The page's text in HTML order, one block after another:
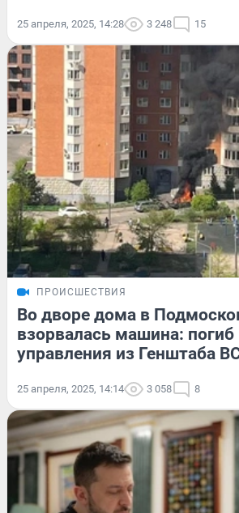
25 апреля, 2025, 14:28 3 248 15
ПРОИСШЕСТВИЯ
Во дворе дома в
взорвалась машина: погиб
управления из Генштаба
25 апреля, 2025, 14:14 3 058 8